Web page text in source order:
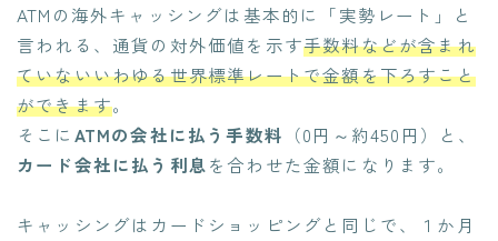
ATMの海外キャッシングは基本的に「実勢レート」と
言われる、通貨の対外価値を示す手数料などが含まれ
ていないいわゆる世界標準レートで金額を下ろすこと
ができます。
そこに ATMの会社に払う手数料 （0円～約450円）と、
カード会社に払う利息を合わせた金額になります。
キャッシングはカードショッピングと同じで、１か月